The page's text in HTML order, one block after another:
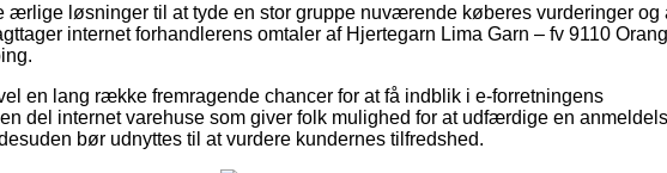
løsninger til at tyde en stor gruppe nuværende køberes vurderinger og
internet forhandlerens omtaler af Hjertegarn Lima Garn – fv 9110
en lang række fremragende chancer for at få indblik i e-forretningens
del internet varehuse som giver folk mulighed for at udfærdige en
bør udnyttes til at vurdere kundernes tilfredshed.